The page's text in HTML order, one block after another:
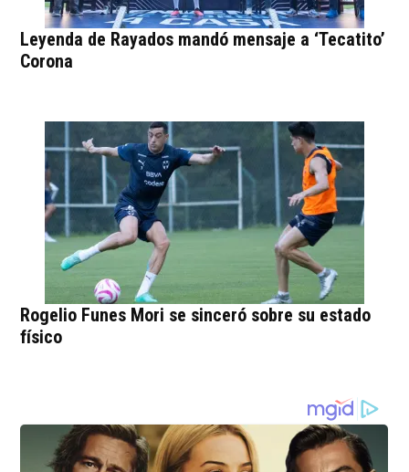
Leyenda de Rayados mandó mensaje a ‘Tecatito’
Corona
Rogelio Funes Mori se sinceró sobre su estado
físico